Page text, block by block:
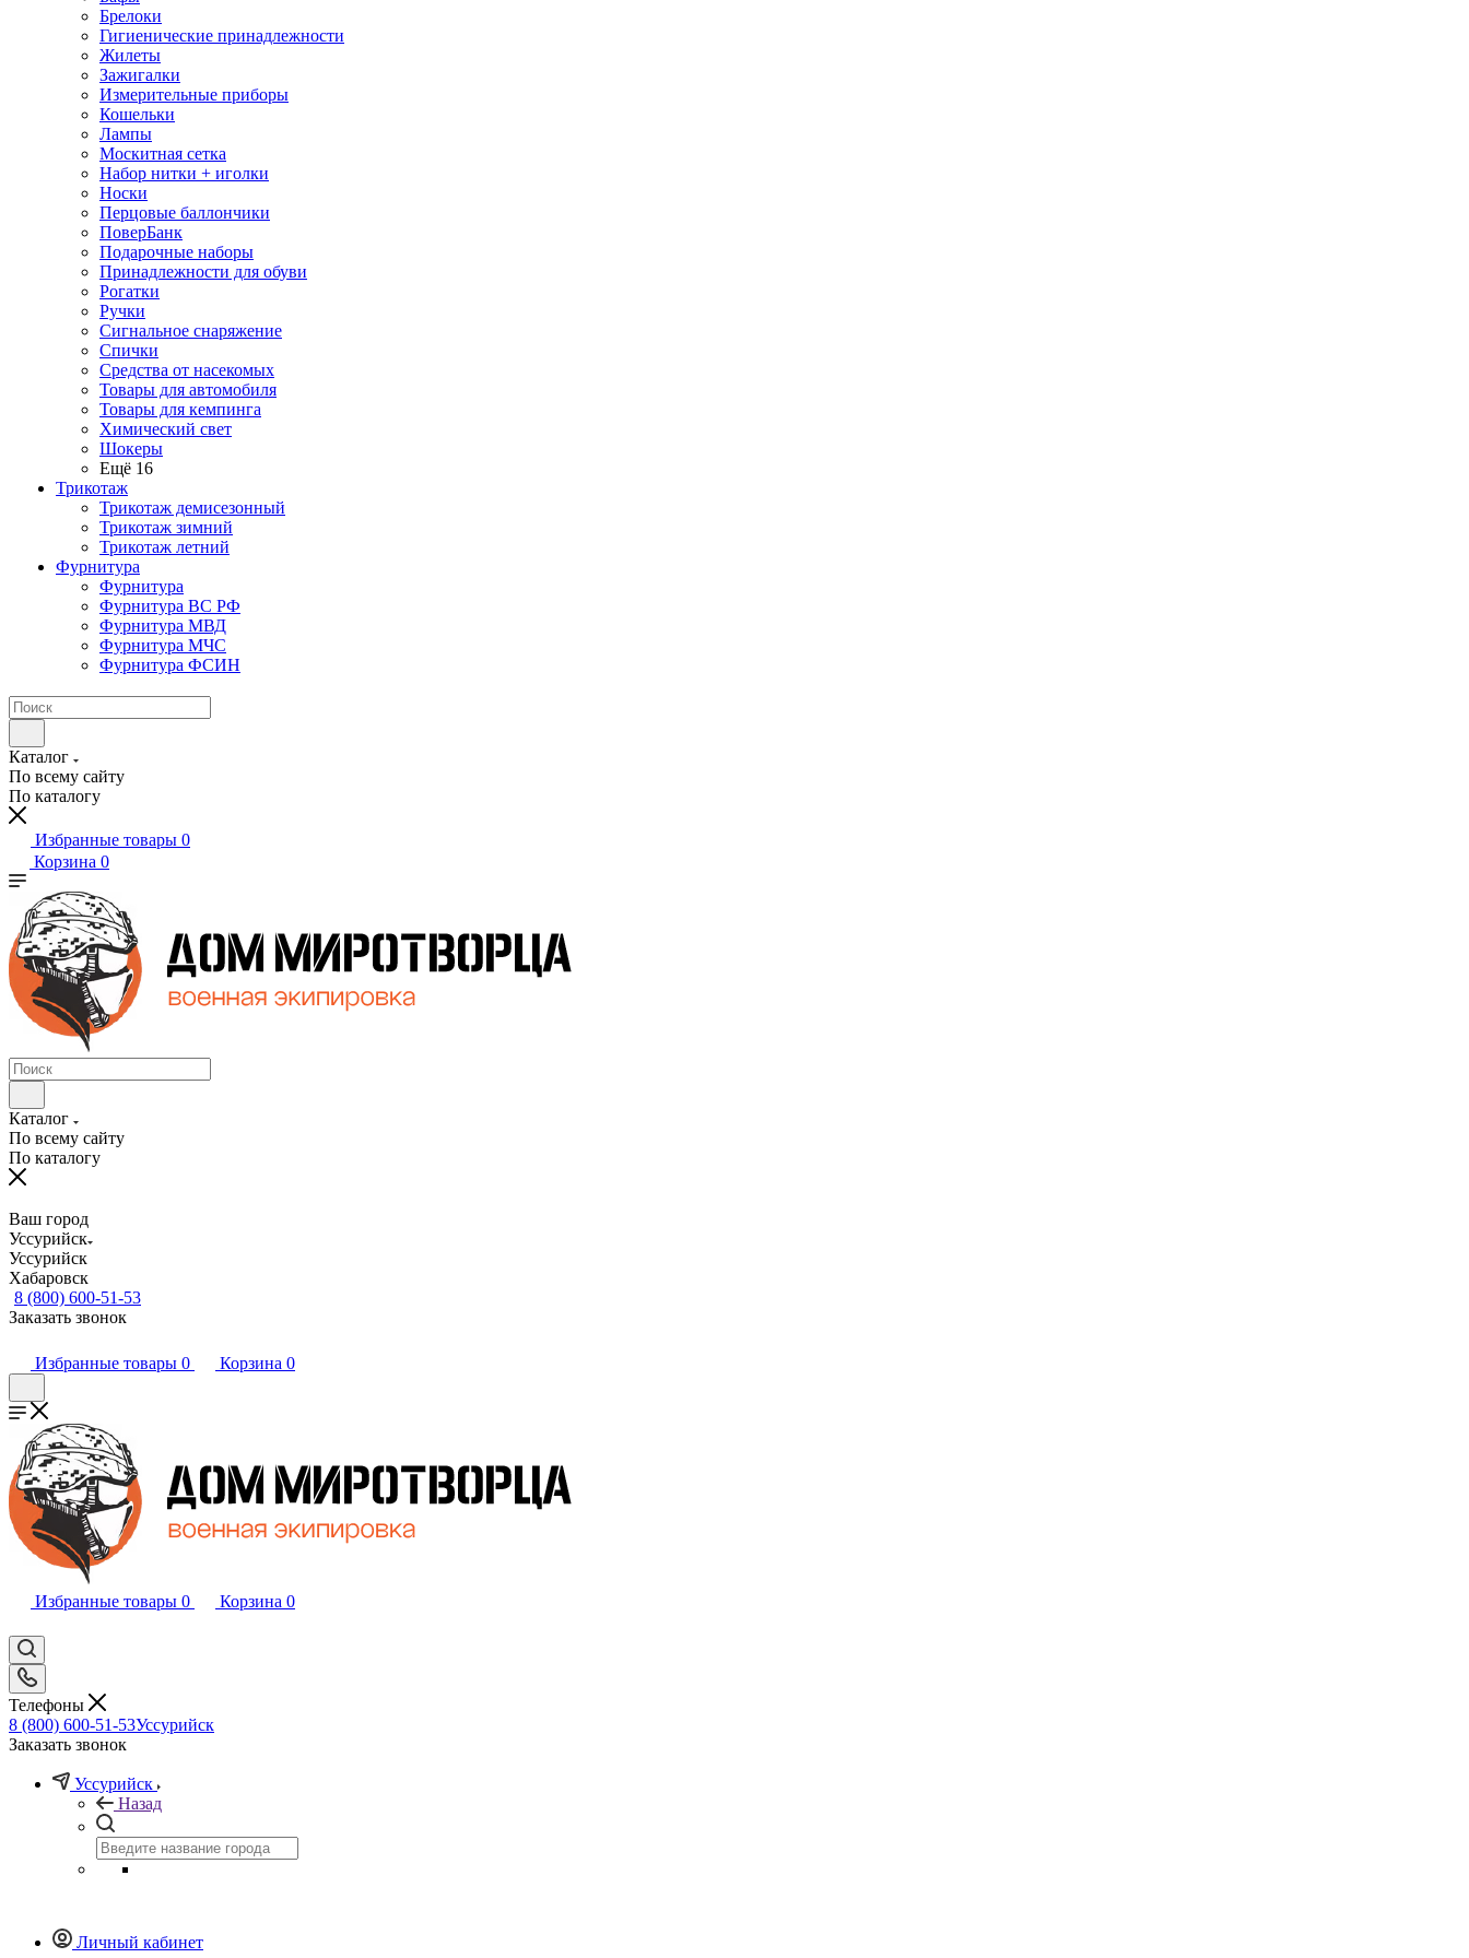
Брелоки
Гигиенические принадлежности
Жилеты
Зажигалки
Измерительные приборы
Кошельки
Лампы
Москитная сетка
Набор нитки + иголки
Носки
Перцовые баллончики
ПоверБанк
Подарочные наборы
Принадлежности для обуви
Рогатки
Ручки
Сигнальное снаряжение
Спички
Средства от насекомых
Товары для автомобиля
Товары для кемпинга
Химический свет
Шокеры
Ещё 16
Трикотаж
Трикотаж демисезонный
Трикотаж зимний
Трикотаж летний
Фурнитура
Фурнитура
Фурнитура ВС РФ
Фурнитура МВД
Фурнитура МЧС
Фурнитура ФСИН
Каталог
По всему сайту
По каталогу
Избранные товары 0
Корзина 0
Каталог
По всему сайту
По каталогу
Ваш город
Уссурийск
Уссурийск
Хабаровск
8 (800) 600-51-53
Заказать звонок
Избранные товары 0 Корзина 0
Избранные товары 0 Корзина 0
Телефоны
8 (800) 600-51-53Уссурийск
Заказать звонок
Уссурийск
Назад
Личный кабинет